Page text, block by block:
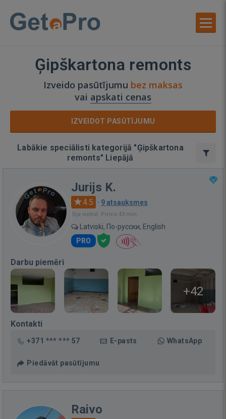
Ģipškartona remonts
Izveido pasūtījumu bez maksas
vai apskati cenas
IZVEIDOT PASŪTĪJUMU
Labākie speciālisti kategorijā "Ģipškartona
remonts" Liepājā
Jurijs K.
4.5 · 9 atsauksmes
Bija vietnē: Pirms 43 min.
Latviski, По-русски, English
PRO
Darbu piemēri
+42
Kontakti
+371 *** *** 57 E-pasts WhatsApp
Piedāvāt pasūtījumu
Raivo